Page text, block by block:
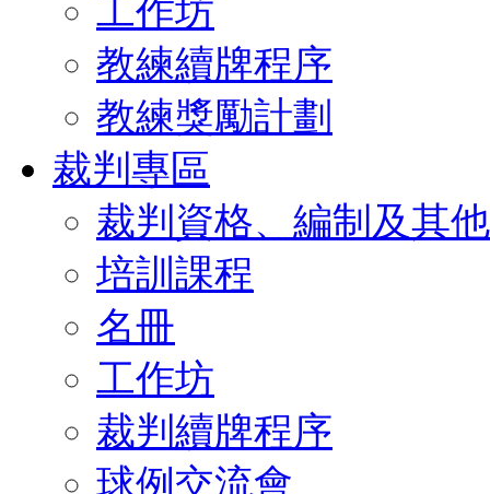
工作坊
教練續牌程序
教練獎勵計劃
裁判專區
裁判資格、編制及其
培訓課程
名冊
工作坊
裁判續牌程序
球例交流會